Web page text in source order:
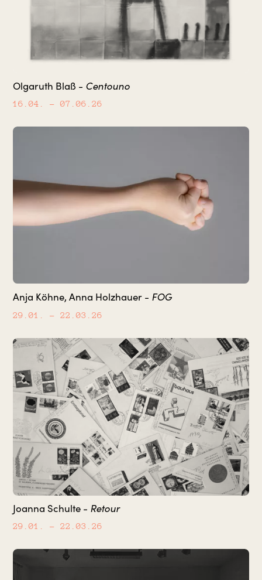
Olgaruth Blaß - Centouno
16.04. – 07.06.26
Anja Köhne, Anna Holzhauer - FOG
29.01. – 22.03.26
Joanna Schulte - Retour
29.01. – 22.03.26